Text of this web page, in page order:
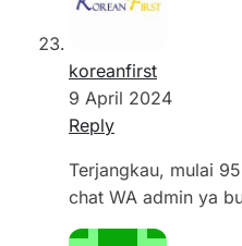
koreanfirst
9 April 2024
Reply
Terjangkau, mulai
chat WA admin ya